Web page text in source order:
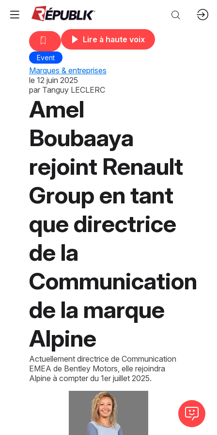
Lire à haute voix
Event
Marques & entreprises
le 12 juin 2025
par Tanguy LECLERC
Amel
Boubaaya
rejoint Renault
Group en tant
que directrice
de la
Communication
de la marque
Alpine
Actuellement directrice de Communication
EMEA de Bentley Motors, elle rejoindra
Alpine à compter du 1er juillet 2025.